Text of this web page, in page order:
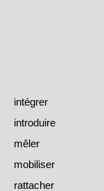
intégrer
introduire
mêler
mobiliser
rattacher